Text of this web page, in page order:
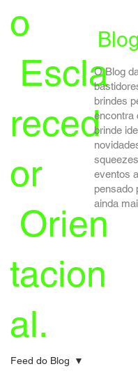
o
Escla
reced
or
Orien
tacion
al.
O Blog
brindes
encontra
brinde
eventos
pensado
ainda
Feed do Blog